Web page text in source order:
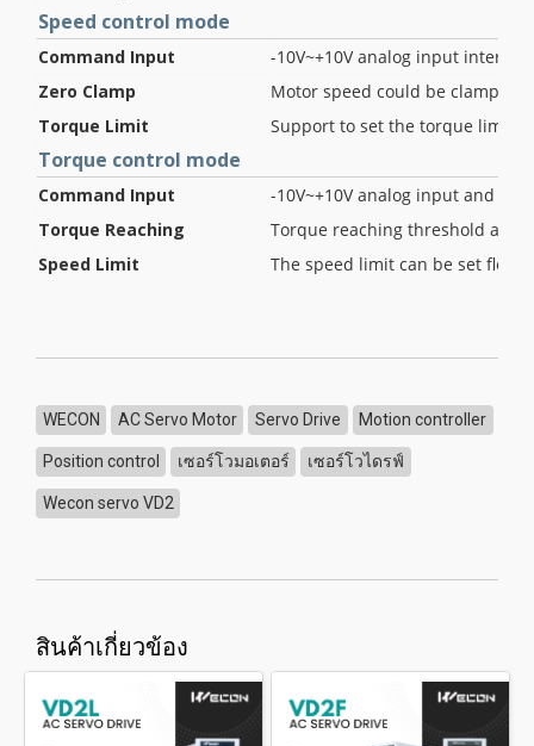
Speed control mode
Command Input
-10V~+10V analog input
Zero Clamp
Motor speed could be clamped
Torque Limit
Support to set the torque limit
Torque control mode
Command Input
-10V~+10V analog input and
Torque Reaching
Torque reaching threshold and
Speed Limit
The speed limit can be set
WECON AC Servo Motor Servo Drive Motion controller
Position control เซอร์โวมอเตอร์ เซอร์โวไดรฟ์
Wecon servo VD2
สินค้าเกี่ยวข้อง